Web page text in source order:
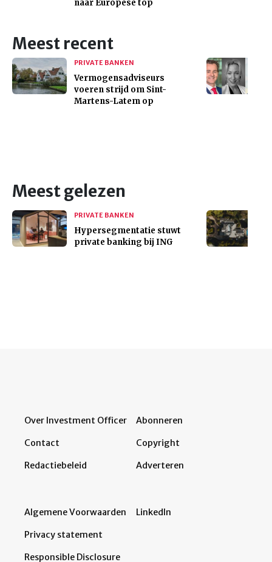
naar Europese top
Meest recent
PRIVATE BANKEN
Vermogensadviseurs
voeren strijd om Sint-
Martens-Latem op
Meest gelezen
PRIVATE BANKEN
Hypersegmentatie stuwt
private banking bij ING
Over Investment Officer
Contact
Redactiebeleid
Abonneren
Copyright
Adverteren
Algemene Voorwaarden
Privacy statement
Responsible Disclosure
LinkedIn